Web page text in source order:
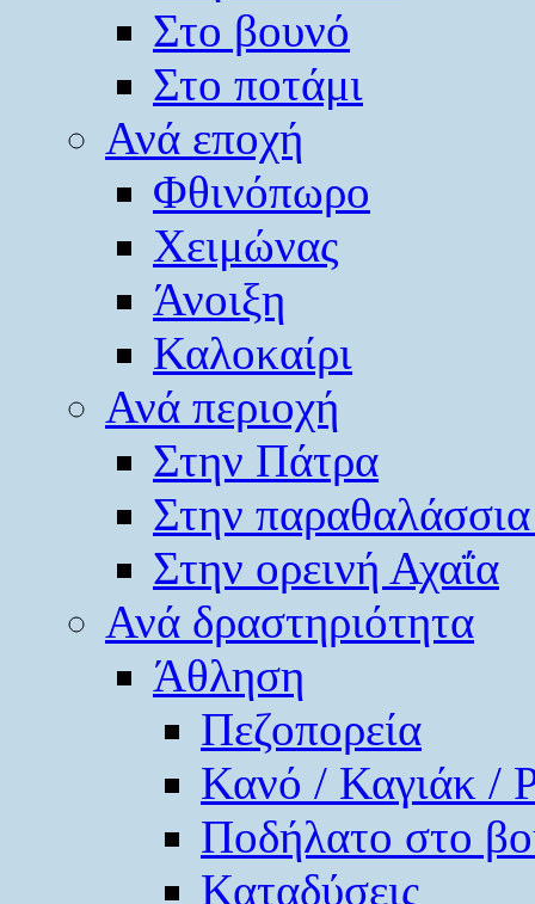
Στο βουνό
Στο ποτάμι
Ανά εποχή
Φθινόπωρο
Χειμώνας
Άνοιξη
Καλοκαίρι
Ανά περιοχή
Στην Πάτρα
Στην
Στην ορεινή Αχαΐα
Ανά δραστηριότητα
Άθληση
Πεζοπορεία
Κανό / Καγιάκ /
Ποδήλατο στο
Καταδύσεις